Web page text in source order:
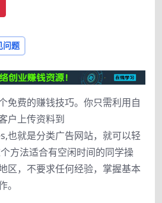
问题
免费的赚钱技巧。你只需利用自
户上传资料到
也就是分类广告网站，就可以轻
方法适合有空闲时间的同学操
区，不要求任何经验，掌握基本
。